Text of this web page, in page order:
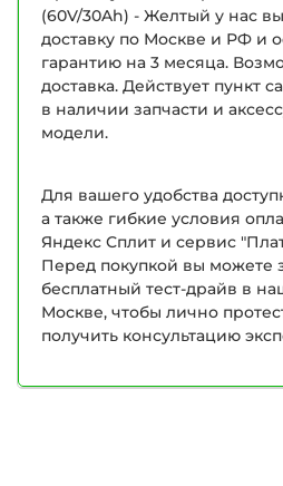
(60V/30Ah) - Желтый у нас
доставку по Москве и РФ и
гарантию на 3 месяца.
доставка. Действует пункт
в наличии запчасти и
модели.
Для вашего удобства
а также гибкие условия
Яндекс Сплит и сервис
Перед покупкой вы можете
бесплатный тест-драйв в
Москве, чтобы лично
получить консультацию